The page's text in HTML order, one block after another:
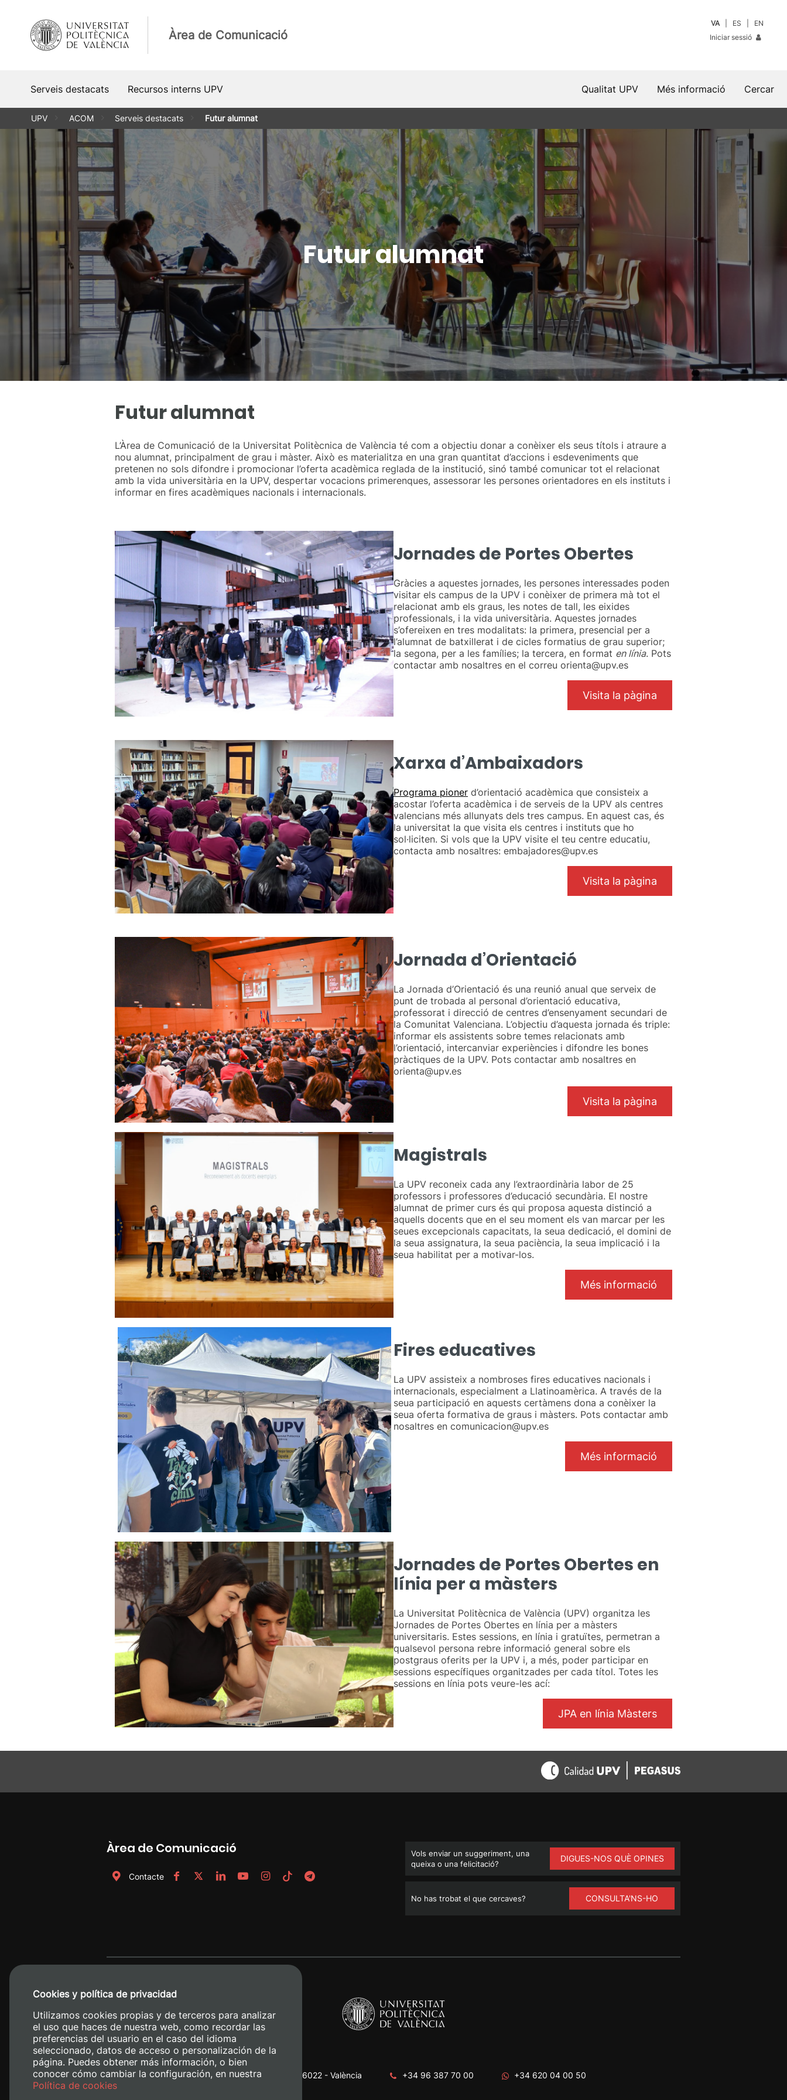
contingut
Àrea de Comunicació
VA ES
EN
Iniciar sessió
Serveis destacats Recursos interns UPV Cercar
Més informació
Qualitat UPV
UPV ACOM Serveis destacats Futur alumnat
Futur alumnat
Futur alumnat
L’Àrea de Comunicació de la Universitat Politècnica de València té com a objectiu donar a conèixer els seus títols i atraure a
nou alumnat, principalment de grau i màster. Això es materialitza en una gran quantitat d’accions i esdeveniments que
pretenen no sols difondre i promocionar l’oferta acadèmica reglada de la institució, sinó també comunicar tot el relacionat
amb la vida universitària en la UPV, despertar vocacions primerenques, assessorar les persones orientadores en els instituts i
informar en fires acadèmiques nacionals i internacionals.
Jornades de Portes Obertes
Gràcies a aquestes jornades, les persones interessades poden
visitar els campus de la UPV i conèixer de primera mà tot el
relacionat amb els graus, les notes de tall, les eixides
professionals, i la vida universitària. Aquestes jornades
s’ofereixen en tres modalitats: la primera, presencial per a
l’alumnat de batxillerat i de cicles formatius de grau superior;
la segona, per a les famílies; la tercera, en format en línia. Pots
contactar amb nosaltres en el correu orienta@upv.es
Visita la pàgina
Xarxa d’Ambaixadors
Programa pioner d’orientació acadèmica que consisteix a
acostar l’oferta acadèmica i de serveis de la UPV als centres
valencians més allunyats dels tres campus. En aquest cas, és
la universitat la que visita els centres i instituts que ho
sol·liciten. Si vols que la UPV visite el teu centre educatiu,
contacta amb nosaltres: embajadores@upv.es
Visita la pàgina
Jornada d’Orientació
La Jornada d’Orientació és una reunió anual que serveix de
punt de trobada al personal d’orientació educativa,
professorat i direcció de centres d’ensenyament secundari de
la Comunitat Valenciana. L’objectiu d’aquesta jornada és triple:
informar els assistents sobre temes relacionats amb
l’orientació, intercanviar experiències i difondre les bones
pràctiques de la UPV. Pots contactar amb nosaltres en
orienta@upv.es
Visita la pàgina
Magistrals
La UPV reconeix cada any l’extraordinària labor de 25
professors i professores d’educació secundària. El nostre
alumnat de primer curs és qui proposa aquesta distinció a
aquells docents que en el seu moment els van marcar per les
seues excepcionals capacitats, la seua dedicació, el domini de
la seua assignatura, la seua paciència, la seua implicació i la
seua habilitat per a motivar-los.
Més informació
Fires educatives
La UPV assisteix a nombroses fires educatives nacionals i
internacionals, especialment a Llatinoamèrica. A través de la
seua participació en aquests certàmens dona a conèixer la
seua oferta formativa de graus i màsters. Pots contactar amb
nosaltres en comunicacion@upv.es
Més informació
Jornades de Portes Obertes en
línia per a màsters
La Universitat Politècnica de València (UPV) organitza les
Jornades de Portes Obertes en línia per a màsters
universitaris. Estes sessions, en línia i gratuïtes, permetran a
qualsevol persona rebre informació general sobre els
postgraus oferits per la UPV i, a més, poder participar en
sessions específiques organitzades per cada títol. Totes les
sessions en línia pots veure-les ací:
JPA en línia Màsters
Àrea de Comunicació
Contacte
Vols enviar un suggeriment, una
queixa o una felicitació?
DIGUES-NOS QUÈ OPINES
No has trobat el que cercaves? CONSULTA'NS-HO
Camino de Vera, s/n. 46022 - València +34 96 387 70 00 +34 620 04 00 50
Cookies y política de privacidad
Utilizamos cookies propias y de terceros para analizar
el uso que haces de nuestra web, como recordar las
preferencias del usuario en el caso del idioma
seleccionado, datos de acceso o personalización de la
página. Puedes obtener más información, o bien
conocer cómo cambiar la configuración, en nuestra
Política de cookies